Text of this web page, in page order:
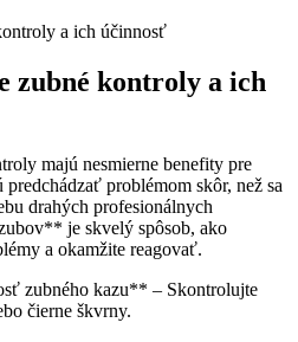
zubné kontroly a ⁤ich
majú nesmierne‍ benefity ⁢pre
problémom skôr, než ‌sa
drahých profesionálnych
je skvelý spôsob, ako
a okamžite reagovať.
zubného kazu** – Skontrolujte
čierne škvrny.